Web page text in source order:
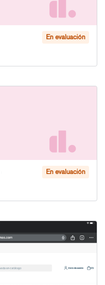
En evaluación
En evaluación